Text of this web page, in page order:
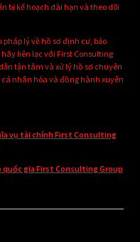
bị kế hoạch dài hạn và theo dõi
lý về hồ sơ định cư, bảo
liên lạc với First Consulting
tận tâm và xử lý hồ sơ chuyên
nhân hóa và đồng hành xuyên
vụ tài chính First Consulting
gia First Consulting Group